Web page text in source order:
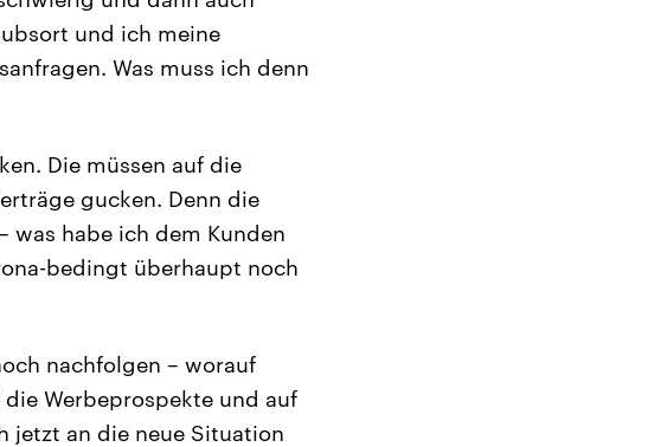
und ich meine
Was muss ich denn
Die müssen auf die
gucken. Denn die
was habe ich dem Kunden
bedingt überhaupt noch
nachfolgen – worauf
Werbeprospekte und auf
jetzt an die neue Situation